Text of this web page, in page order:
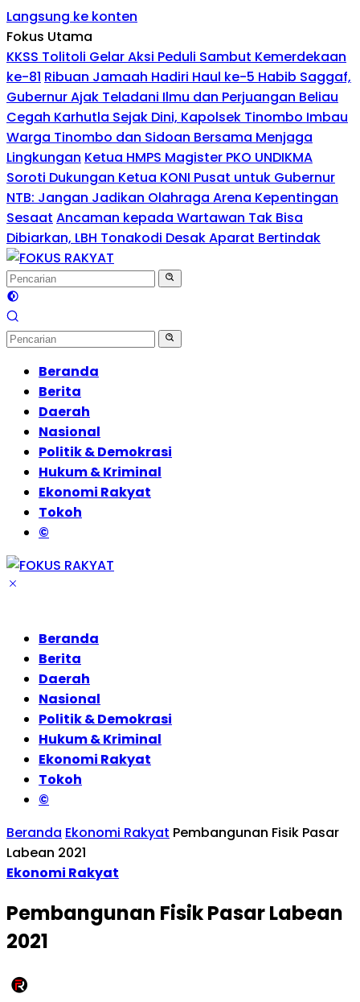
Langsung ke konten
Fokus Utama
KKSS Tolitoli Gelar Aksi Peduli Sambut Kemerdekaan
ke-81 Ribuan Jamaah Hadiri Haul ke-5 Habib Saggaf,
Gubernur Ajak Teladani Ilmu dan Perjuangan Beliau
Cegah Karhutla Sejak Dini, Kapolsek Tinombo Imbau
Warga Tinombo dan Sidoan Bersama Menjaga
Lingkungan Ketua HMPS Magister PKO UNDIKMA
Soroti Dukungan Ketua KONI Pusat untuk Gubernur
NTB: Jangan Jadikan Olahraga Arena Kepentingan
Sesaat Ancaman kepada Wartawan Tak Bisa
Dibiarkan, LBH Tonakodi Desak Aparat Bertindak
Beranda
Berita
Daerah
Nasional
Politik & Demokrasi
Hukum & Kriminal
Ekonomi Rakyat
Tokoh
©
Beranda
Berita
Daerah
Nasional
Politik & Demokrasi
Hukum & Kriminal
Ekonomi Rakyat
Tokoh
©
Beranda Ekonomi Rakyat Pembangunan Fisik Pasar
Labean 2021
Ekonomi Rakyat
Pembangunan Fisik Pasar Labean
2021